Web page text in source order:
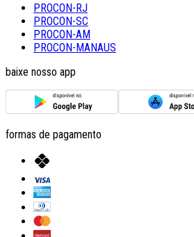
PROCON-RJ
PROCON-SC
PROCON-AM
PROCON-MANAUS
baixe nosso app
formas de pagamento